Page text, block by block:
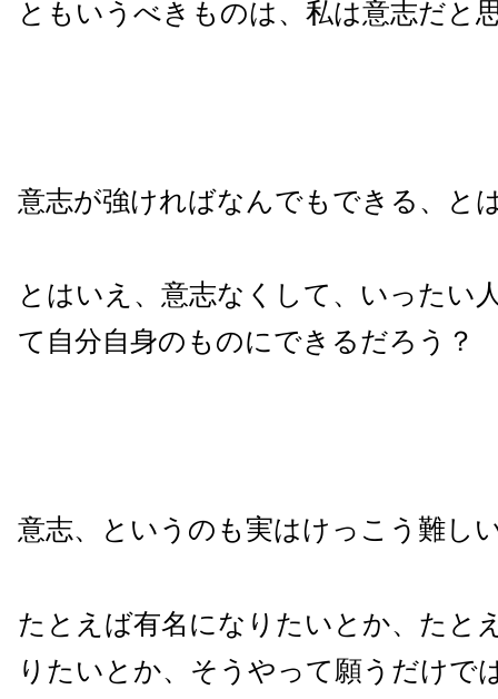
ともいうべきものは、私は意志だと
意志が強ければなんでもできる、と
とはいえ、意志なくして、いったい
て自分自身のものにできるだろう？
意志、というのも実はけっこう難し
たとえば有名になりたいとか、たと
りたいとか、そうやって願うだけで